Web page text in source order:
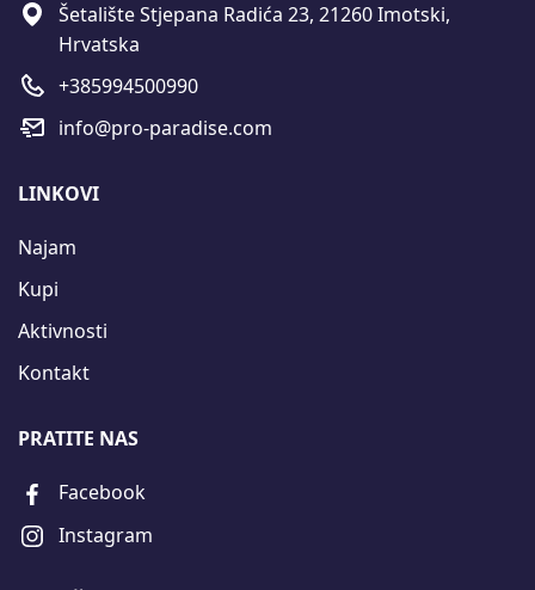
Šetalište Stjepana Radića 23, 21260 Imotski,
Hrvatska
+385994500990
info@pro-paradise.com
LINKOVI
Najam
Kupi
Aktivnosti
Kontakt
PRATITE NAS
Facebook
Instagram